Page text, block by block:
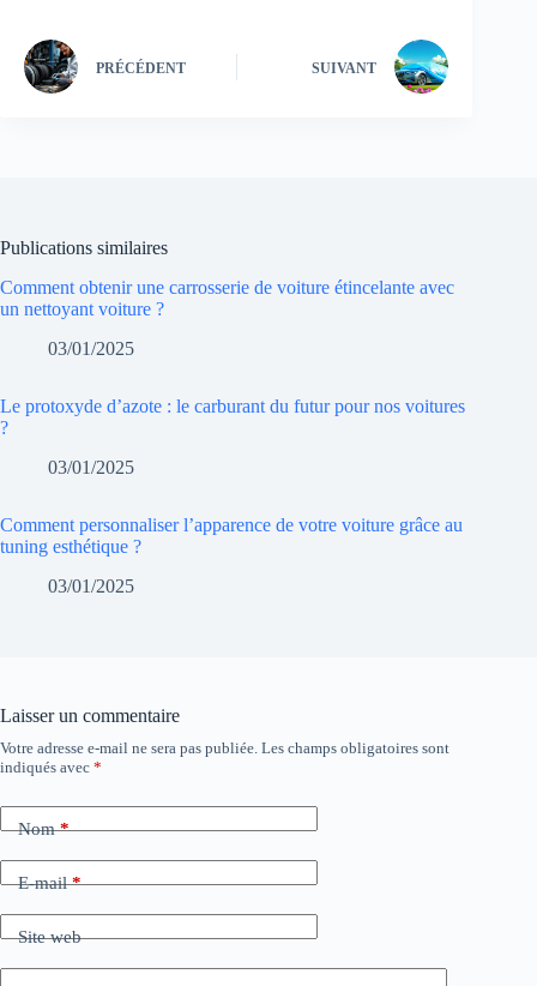
PRÉCÉDENT SUIVANT
Publications similaires
Comment obtenir une carrosserie de voiture étincelante avec
un nettoyant voiture ?
03/01/2025
Le protoxyde d’azote : le carburant du futur pour nos voitures
?
03/01/2025
Comment personnaliser l’apparence de votre voiture grâce au
tuning esthétique ?
03/01/2025
Laisser un commentaire
Votre adresse e-mail ne sera pas publiée. Les champs obligatoires sont
indiqués avec *
Nom*
E-mail*
Site web